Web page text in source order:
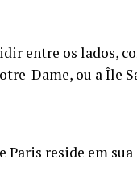
entre os lados,
Dame, ou a Île
Paris reside em